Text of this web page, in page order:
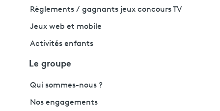
Règlements / gagnants jeux concours TV
Jeux web et mobile
Activités enfants
Le groupe
Qui sommes-nous ?
Nos engagements